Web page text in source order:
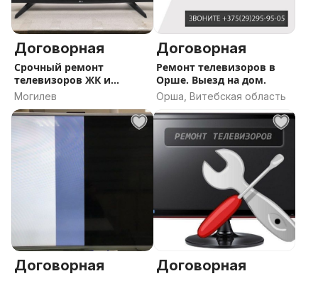
Договорная
Срочный ремонт
телевизоров ЖК и
плазменных.
Могилев
Договорная
Ремонт телевизоров в
Орше. Выезд на дом.
Орша, Витебская область
Договорная Договорная